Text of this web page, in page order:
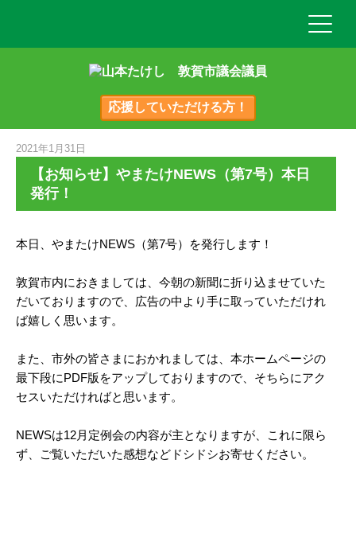
応援していただける方！
2021年1月31日
【お知らせ】やまたけNEWS（第7号）本日
発行！
本日、やまたけNEWS（第7号）を発行します！
敦賀市内におきましては、今朝の新聞に折り込ませていた
だいておりますので、広告の中より手に取っていただけれ
ば嬉しく思います。
また、市外の皆さまにおかれましては、本ホームページの
最下段にPDF版をアップしておりますので、そちらにアク
セスいただければと思います。
NEWSは12月定例会の内容が主となりますが、これに限ら
ず、ご覧いただいた感想などドシドシお寄せください。